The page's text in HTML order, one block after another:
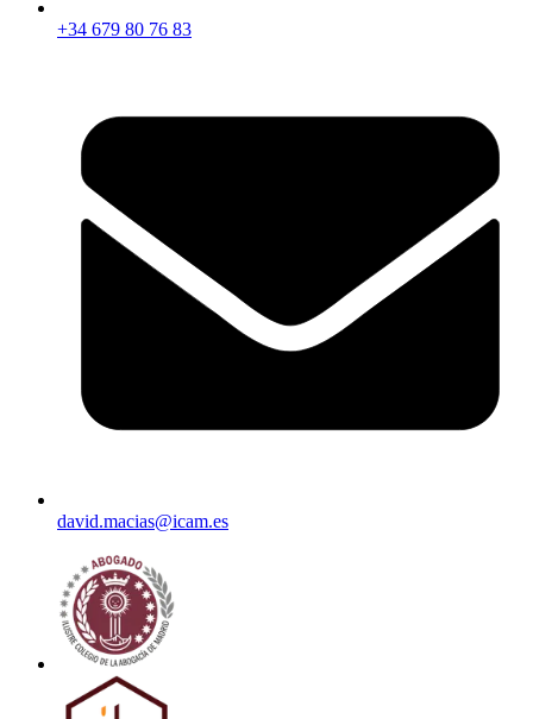
+34 679 80 76 83
david.macias@icam.es